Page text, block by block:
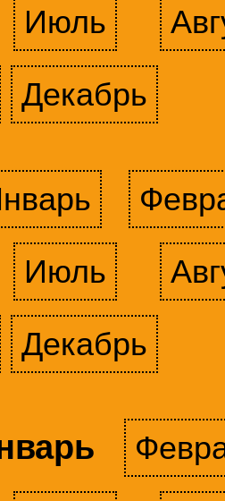
Июль
Декабрь
Июль
Декабрь